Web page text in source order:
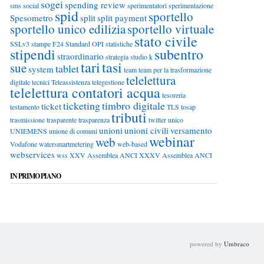
sms social sogeispending review sperimentatori sperimentazione
Spesometro spidsplitsplit payment sportello
sportello unico ediliziasportello virtuale
SSLv3 stampe F24 Standard OPI statistiche stato civile
stipendi straordinario strategia studio k subentro
suesystemtablettaritasiteam team per la trasformazione
digitale tecnici Teleassistenza telegestione telelettura
telelettura contatori acqua tesoreria
testamento ticketticketingtimbro digitale TLS tosap
trasmissione trasparente trasparenza tributi twitter unico
UNIEMENS unione di comuni unioniunioni civiliversamento
Vodafone watersmartmetering web web-based webinar
webservices wss XXV Assemblea ANCI XXXV Assemblea ANCI
IN PRIMO PIANO
powered by Umbraco